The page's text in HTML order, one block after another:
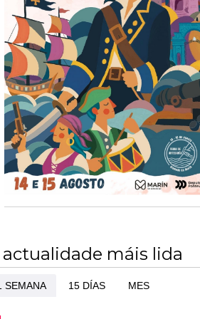
actualidade máis lida
SEMANA 15 DÍAS MES